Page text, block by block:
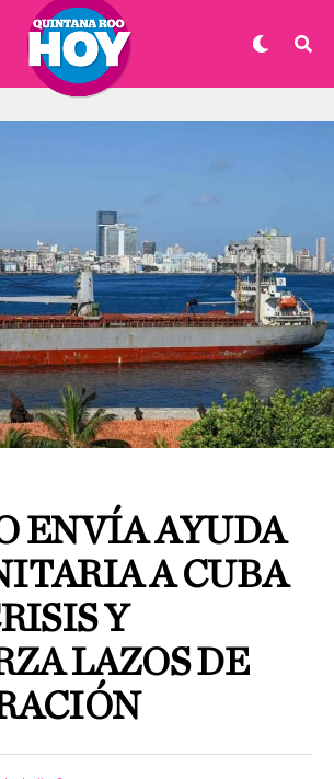
ENVÍA AYUDA
A CUBA
Y
LAZOS DE